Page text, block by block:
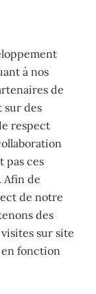
à nos
de
sur des
respect
pas ces
Afin de
de notre
des
sur site
en fonction